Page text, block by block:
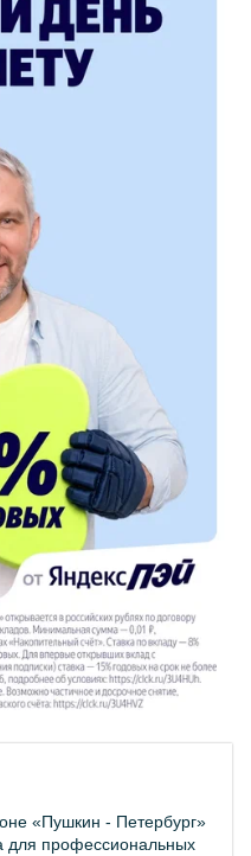
«Пушкин - Петербург»
для профессиональных